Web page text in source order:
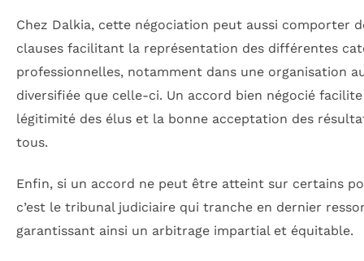
Chez Dalkia, cette négociation peut aussi comporter
clauses facilitant la représentation des différentes
professionnelles, notamment dans une organisation
diversifiée que celle-ci. Un accord bien négocié
légitimité des élus et la bonne acceptation des
tous.
Enfin, si un accord ne peut être atteint sur certains
c’est le tribunal judiciaire qui tranche en dernier
garantissant ainsi un arbitrage impartial et équitable.